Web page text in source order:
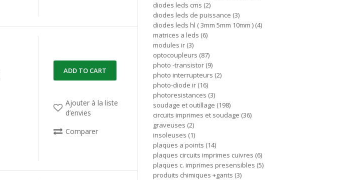
ADD TO CART
Ajouter à la liste
d’envies
Comparer
diodes leds cms 2
diodes leds de puissance 3
diodes leds hl ( 3mm 5mm 10mm ) 4
matrices a leds 6
modules ir 3
optocoupleurs 87
photo -transistor 9
photo interrupteurs 2
photo-diode ir 16
photoresistances 3
soudage et outillage 198
circuits imprimes et soudage 36
graveuses 2
insoleuses 1
plaques a points 14
plaques circuits imprimes cuivres 6
plaques c. imprimes presensibles 5
produits chimiques +gants 3